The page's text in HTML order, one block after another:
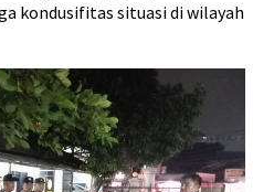
kondusifitas situasi di wilayah